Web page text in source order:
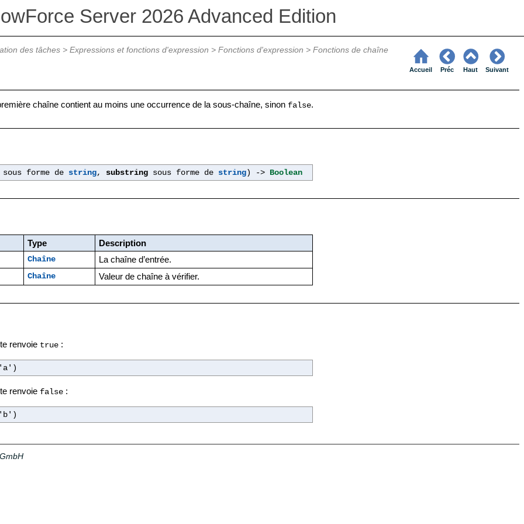
Server 2026 Advanced Edition
des tâches> Expressions et fonctions d'expression > Fonctions d'expression > Fonctions de chaîne
Accueil Préc Haut Suivant
chaîne contient au moins une occurrence de la sous-chaîne, sinon false.
forme de string, substringsous forme de string) -> Boolean
Type Description
Chaîne La chaîne d’entrée.
Chaîne Valeur de chaîne à vérifier.
renvoie true:
renvoie false: